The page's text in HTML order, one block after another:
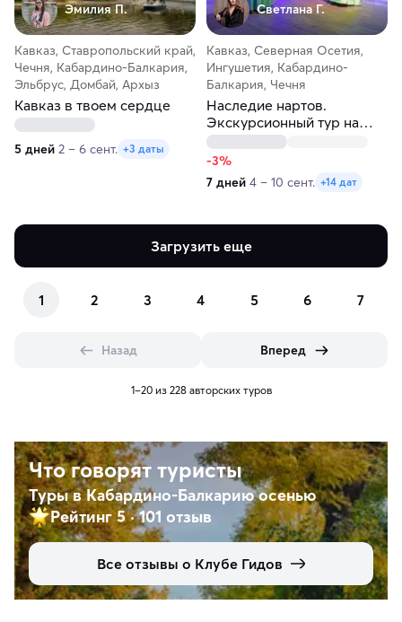
Эмилия П.
Кавказ, Ставропольский край,
Чечня, Кабардино-Балкария,
Эльбрус, Домбай, Архыз
Кавказ в твоем сердце
5 дней 2 – 6 сент. +3 даты
Светлана Г.
Кавказ, Северная Осетия,
Ингушетия, Кабардино-
Балкария, Чечня
Наследие нартов.
Экскурсионный тур на
Северный Кавказ
-3%
7 дней 4 – 10 сент. +14 дат
Загрузить еще
1 2 3 4 5 6 7
Назад Вперед
1–20 из 228 авторских туров
Что говорят туристы
Туры в Кабардино-Балкарию осенью
Рейтинг 5·101 отзыв
Все отзывы о Клубе Гидов